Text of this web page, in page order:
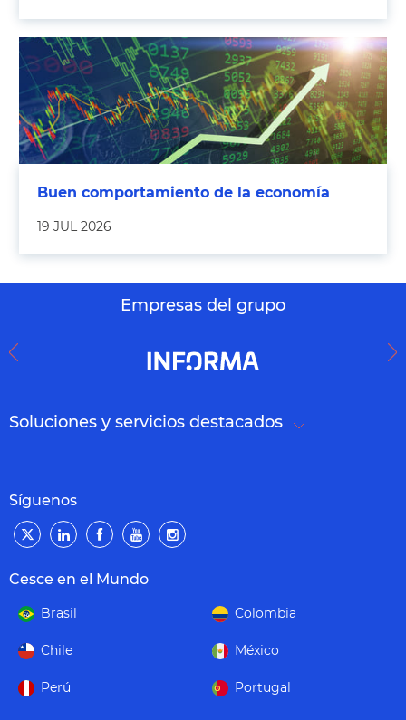
Buen comportamiento de la economía
19 JUL 2026
Empresas del grupo
Soluciones y servicios destacados
Síguenos
Cesce en el Mundo
Brasil Colombia
Chile México
Perú Portugal